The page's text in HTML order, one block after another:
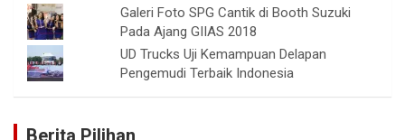
Galeri Foto SPG Cantik di Booth Suzuki
Pada Ajang GIIAS 2018
UD Trucks Uji Kemampuan Delapan
Pengemudi Terbaik Indonesia